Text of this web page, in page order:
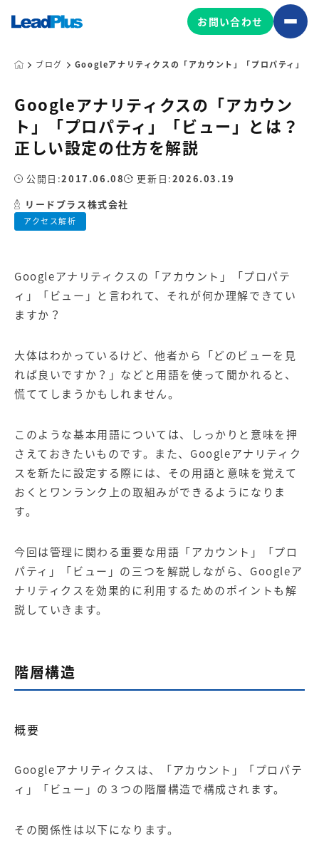
広告プロモーション
MA/CRM/SFA導入・運用
Web制作
マーケティングコンサルティング
コンテンツ制作
マーケティング基盤の製品
Leadplus One
マーケティングサービスの製品
【店舗型ビジネス向け】エリ
マーケティングサービス
サービス
【IT企業向け】マーケティン
グ
SNSアカウント運用代行サー
広告プロモーションの製品
【クリニック向け】新規集患
Web広告サービス
【歯科業界向け】新規集患
Web広告パッケージ
【塾・個別塾業界向け】新規
商圏ねらいうちパッケージ 求人パッケージ
Web制作の製品
お問い合わせ
ブログ Googleアナリティクスの「アカウント」「プロパティ」「
Googleアナリティクスの「アカウン
ト」「プロパティ」「ビュー」とは？
正しい設定の仕方を解説
アクセス解析
公開日:2017.06.08 更新日:2026.03.19
リードプラス株式会社
Googleアナリティクスの「アカウント」「プロパテ
ィ」「ビュー」と言われて、それが何か理解できてい
ますか？
大体はわかっているけど、他者から「どのビューを見
れば良いですか？」などと用語を使って聞かれると、
慌ててしまうかもしれません。
このような基本用語については、しっかりと意味を押
さえておきたいものです。また、Googleアナリティク
スを新たに設定する際には、その用語と意味を覚えて
おくとワンランク上の取組みができるようになりま
す。
今回は管理に関わる重要な用語「アカウント」「プロ
パティ」「ビュー」の三つを解説しながら、Googleア
ナリティクスを効果的に利用するためのポイントも解
説していきます。
階層構造
概要
Googleアナリティクスは、「アカウント」「プロパテ
ィ」「ビュー」の３つの階層構造で構成されます。
その関係性は以下になります。